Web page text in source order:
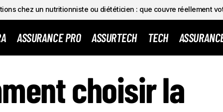
chez un nutritionniste ou diététicien : que couvre réellement
ASSURANCE PRO ASSURTECH TECH
SANS EXPLOSER VOTRE BUDGET ?
choisir la